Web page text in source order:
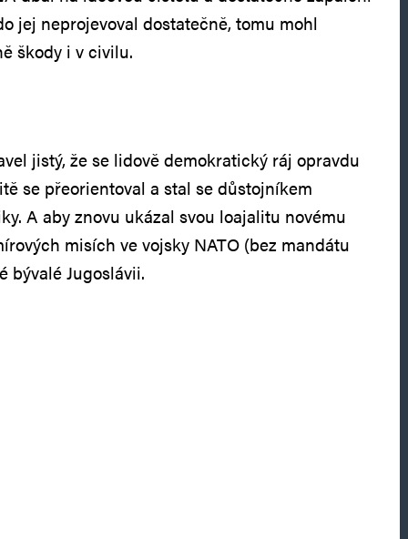
jej neprojevoval dostatečně, tomu mohl
škody i v civilu.
jistý, že se lidově demokratický ráj opravdu
se přeorientoval a stal se důstojníkem
A aby znovu ukázal svou loajalitu novému
misích ve vojsky NATO (bez mandátu
bývalé Jugoslávii.